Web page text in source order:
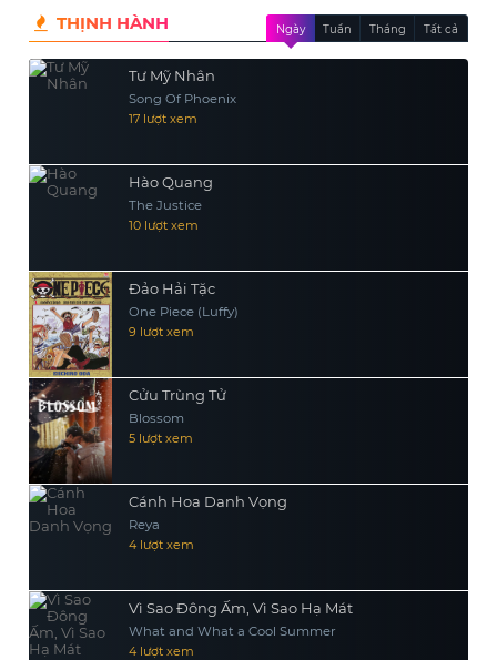
trước mắt.
THỊNH HÀNH Ngày Tuần Tháng Tất cả
Tư Mỹ Nhân
Song Of Phoenix
17 lượt xem
Hào Quang
The Justice
10 lượt xem
Đảo Hải Tặc
One Piece (Luffy)
9 lượt xem
Cửu Trùng Tử
Blossom
5 lượt xem
Cánh Hoa Danh Vọng
Reya
4 lượt xem
Vì Sao Đông Ấm, Vì Sao Hạ Mát
What and What a Cool Summer
4 lượt xem